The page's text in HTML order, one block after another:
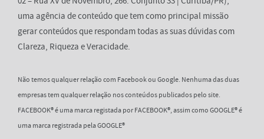
uma agência de conteúdo que tem como principal missão
gerar conteúdos que respondam todas as suas dúvidas com
Clareza, Riqueza e Veracidade.
Não temos qualquer relação com Facebook ou Google. Nenhuma das duas
empresas tem qualquer relação nos conteúdos publicados pelo site.
FACEBOOK® é uma marca registada por FACEBOOK®, assim como GOOGLE® é
uma marca registrada pela GOOGLE®